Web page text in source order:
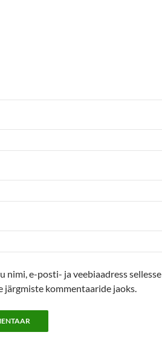
nimi, e-posti- ja veebiaadress sellesse
järgmiste kommentaaride jaoks.